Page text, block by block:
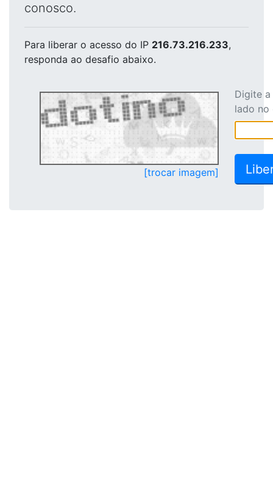
conosco.
Para liberar o acesso do IP 216.73.216.233,
responda ao desafio abaixo.
[trocar imagem]
Digite
lado no